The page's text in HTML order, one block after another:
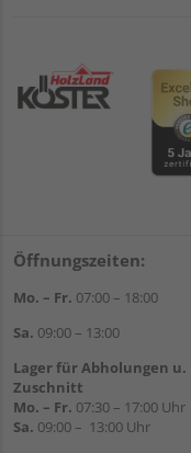
Öffnungszeiten:
Mo. – Fr. 07:00 – 18:00
Sa. 09:00 – 13:00
Lager für Abholungen u.
Zuschnitt
Mo. – Fr. 07:30 – 17:00 Uhr
Sa. 09:00 – 13:00 Uhr